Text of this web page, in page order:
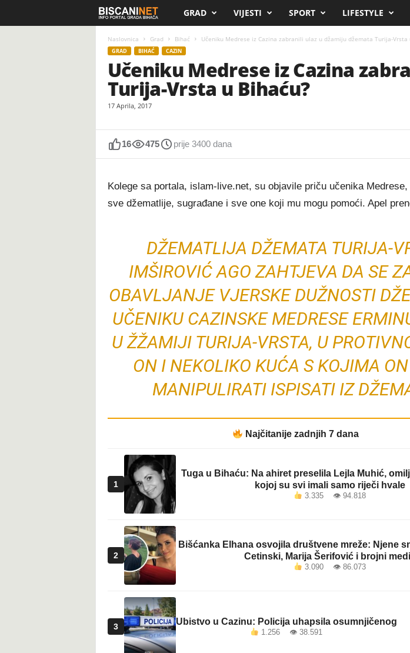
i
c
n
e
t
GRAD VIJESTI SPORT LIFESTYLE
Naslovnica Grad Bihać Učeniku Medrese iz Cazina zabranili ulaz u džamiju džemata Turija-Vrsta
GRAD BIHAĆ CAZIN
Učeniku Medrese iz Cazina
Turija-Vrsta u Bihaću?
17 Aprila, 2017
16 475 prije 3400 dana
Kolege sa portala, islam-live.net, su objavile priču učenika Medrese,
sve džematlije, sugrađane i sve one koji mu mogu pomoći. Apel
DŽEMATLIJA DŽEMATA TURIJA-
IMŠIROVIĆ AGO ZAHTJEVA DA SE
OBAVLJANJE VJERSKE DUŽNOSTI
UČENIKU CAZINSKE MEDRESE
U ŽŽAMIJI TURIJA-VRSTA, U
ON I NEKOLIKO KUĆA S KOJIMA
MANIPULIRATI ISPISATI IZ
Najčitanije zadnjih 7 dana
1
Tuga u Bihaću: Na ahiret preselila Lejla Muhić,
kojoj su svi imali samo riječi hvale
3.335 👁 94.818
2
Bišćanka Elhana osvojila društvene mreže: Njene
Cetinski, Marija Šerifović i brojni
3.090 👁 86.073
3 Ubistvo u Cazinu: Policija uhapsila osumnjičenog
1.256 👁 38.591